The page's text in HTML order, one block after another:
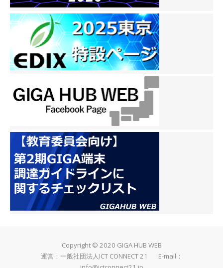
Copyright © 2020 GIGA HUB WEB
運営：一般社団法人ICT CONNECT 21 E-mail：